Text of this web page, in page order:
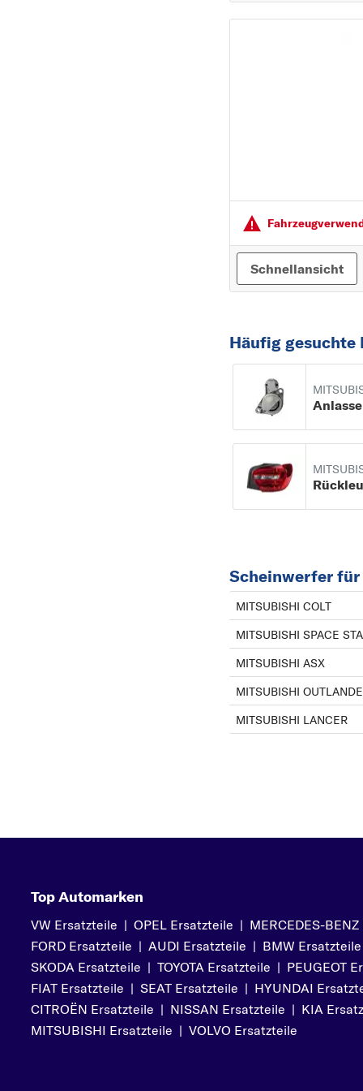
Schnellansicht
Häufig gesuchte
Scheinwerfer für
MITSUBISHI COLT
MITSUBISHI SPACE
MITSUBISHI ASX
MITSUBISHI
MITSUBISHI LANCER
Top Automarken
VW Ersatzteile | OPEL Ersatzteile | MERCEDES-
FORD Ersatzteile | AUDI Ersatzteile | BMW Ersatzteile
SKODA Ersatzteile | TOYOTA Ersatzteile | PEUGEOT
FIAT Ersatzteile | SEAT Ersatzteile | HYUNDAI
CITROËN Ersatzteile | NISSAN Ersatzteile | KIA
MITSUBISHI Ersatzteile | VOLVO Ersatzteile